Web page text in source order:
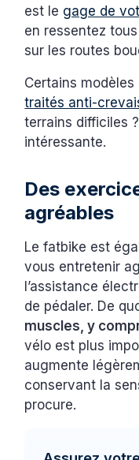
est le gage de
en ressentez
sur les routes
Certains
traités anti-
terrains difficiles
intéressante.
Des
agréables
Le fatbike est
vous entretenir
l’assistance
de pédaler. De
muscles, y
vélo est plus
augmente
conservant la
procure.